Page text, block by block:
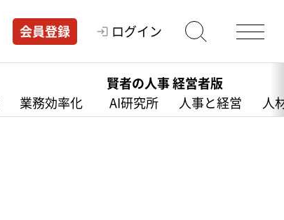
会員登録 ログイン
業務効率化
賢者の人事 経営者版
AI研究所
人事と経営 人